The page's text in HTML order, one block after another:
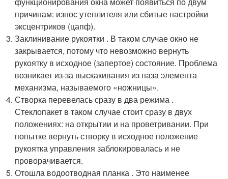
причинам: износ утеплителя или сбитые настройки
эксцентриков (цапф).
Заклинивание рукоятки . В таком случае окно не
закрывается, потому что невозможно вернуть
рукоятку в исходное (запертое) состояние. Проблема
возникает из-за выскакивания из паза элемента
механизма, называемого «ножницы».
Створка перевелась сразу в два режима .
Стеклопакет в таком случае стоит сразу в двух
положениях: на открытии и на проветривании. При
попытке вернуть створку в исходное положение
рукоятка управления заблокировалась и не
проворачивается.
Отошла водоотводная планка . Это наименее